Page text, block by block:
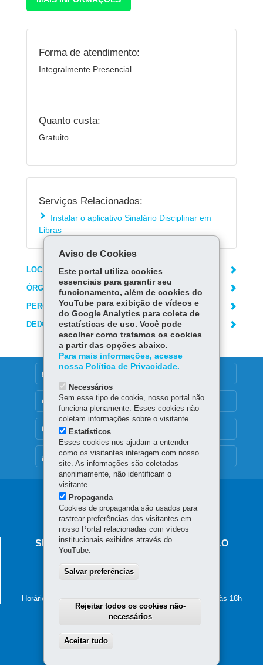
Forma de atendimento:
Integralmente Presencial
Quanto custa:
Gratuito
Serviços Relacionados:
Instalar o aplicativo Sinalário Disciplinar em
Libras
LOCAIS DE ATENDIMENTO
ÓRGÃO RESPONSÁVEL
PERGUNTAS FREQUENTES
DEIXE SUA OPINIÃO
MAPA DO SITE
OUVIDORIA
TRANSPARÊNCIA INSTITUCIONAL
Navegação
principal
SECRETARIA DE ESTADO DA EDUCAÇÃO
80610-011-Curitiba
Horário de atendimento: de segunda a sexta-feira, das 8h às 18h
Aviso de Cookies
Este portal utiliza cookies
essenciais para garantir seu
funcionamento, além de cookies do
YouTube para exibição de vídeos e
do Google Analytics para coleta de
estatísticas de uso. Você pode
escolher como tratamos os cookies
a partir das opções abaixo.
Para mais informações, acesse
nossa Política de Privacidade.
Necessários
Sem esse tipo de cookie, nosso portal não
funciona plenamente. Esses cookies não
coletam informações sobre o visitante.
Estatísticos
Esses cookies nos ajudam a entender
como os visitantes interagem com nosso
site. As informações são coletadas
anonimamente, não identificam o
visitante.
Propaganda
Cookies de propaganda são usados para
rastrear preferências dos visitantes em
nosso Portal relacionadas com vídeos
institucionais exibidos através do
YouTube.
Salvar preferências
Rejeitar todos os cookies não-
necessários
Aceitar tudo